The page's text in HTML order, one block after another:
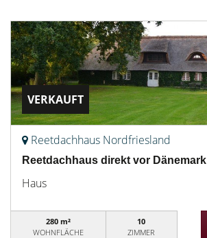
VERKAUFT
Reetdachhaus Nordfriesland
Reetdachhaus direkt vor Dänemark
Haus
280 m²
WOHNFLÄCHE
10
ZIMMER